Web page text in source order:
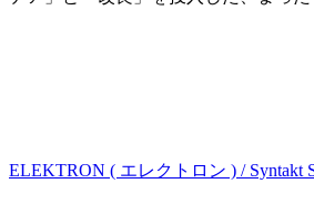
ELEKTRON ( エレクトロン ) / Syntakt